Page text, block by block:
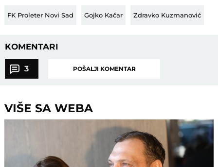
FK Proleter Novi Sad Gojko Kačar Zdravko Kuzmanović
KOMENTARI
3 POŠALJI KOMENTAR
VIŠE SA WEBA